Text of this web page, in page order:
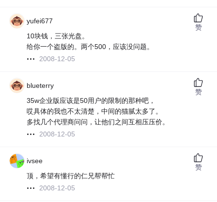
yufei677
10块钱，三张光盘。
给你一个盗版的。两个500，应该没问题。
2008-12-05
赞
blueterry
35w企业版应该是50用户的限制的那种吧，
哎具体的我也不太清楚，中间的猫腻太多了。
多找几个代理商问问，让他们之间互相压压价。
2008-12-05
赞
ivsee
顶，希望有懂行的仁兄帮帮忙
2008-12-05
赞